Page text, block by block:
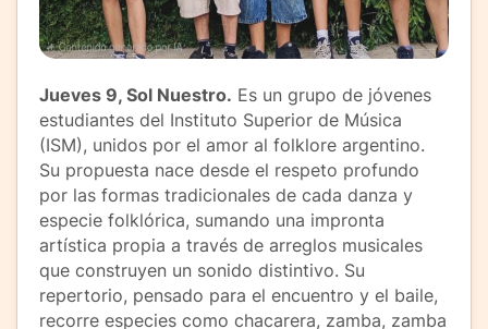
Jueves 9, Sol Nuestro. Es un grupo de jóvenes
estudiantes del Instituto Superior de Música
(ISM), unidos por el amor al folklore argentino.
Su propuesta nace desde el respeto profundo
por las formas tradicionales de cada danza y
especie folklórica, sumando una impronta
artística propia a través de arreglos musicales
que construyen un sonido distintivo. Su
repertorio, pensado para el encuentro y el baile,
recorre especies como chacarera, zamba, zamba